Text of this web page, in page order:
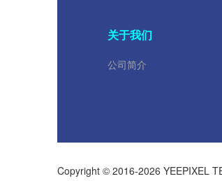
关于我们
公司简介
Copyright © 2016-2026 YEEPIXEL